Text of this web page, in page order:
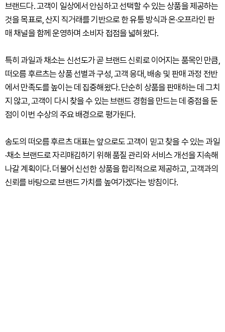
브랜드다. 고객이 일상에서 안심하고 선택할 수 있는 상품을 제공하는
것을 목표로, 산지 직거래를 기반으로 한 유통 방식과 온·오프라인 판
매 채널을 함께 운영하며 소비자 접점을 넓혀왔다.
특히 과일과 채소는 신선도가 곧 브랜드 신뢰로 이어지는 품목인 만큼,
떠오름 후르츠는 상품 선별과 구성, 고객 응대, 배송 및 판매 과정 전반
에서 만족도를 높이는 데 집중해왔다. 단순히 상품을 판매하는 데 그치
지 않고, 고객이 다시 찾을 수 있는 브랜드 경험을 만드는 데 중점을 둔
점이 이번 수상의 주요 배경으로 평가된다.
송도의 떠오름 후르츠 대표는 앞으로도 고객이 믿고 찾을 수 있는 과일
·채소 브랜드로 자리매김하기 위해 품질 관리와 서비스 개선을 지속해
나갈 계획이다. 더불어 신선한 상품을 합리적으로 제공하고, 고객과의
신뢰를 바탕으로 브랜드 가치를 높여가겠다는 방침이다.